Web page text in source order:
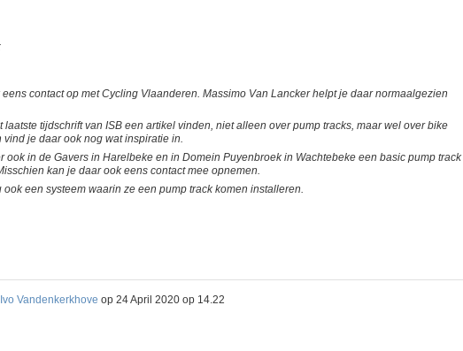
contact op met Cycling Vlaanderen. Massimo Van Lancker helpt je daar normaalgezien
laatste tijdschrift van ISB een artikel vinden, niet alleen over pump tracks, maar wel over bike
vind je daar ook nog wat inspiratie in.
ook in de Gavers in Harelbeke en in Domein Puyenbroek in Wachtebeke een basic pump track
kan je daar ook eens contact mee opnemen.
ook een systeem waarin ze een pump track komen installeren.
Ivo Vandenkerkhove op 24 April 2020 op 14.22